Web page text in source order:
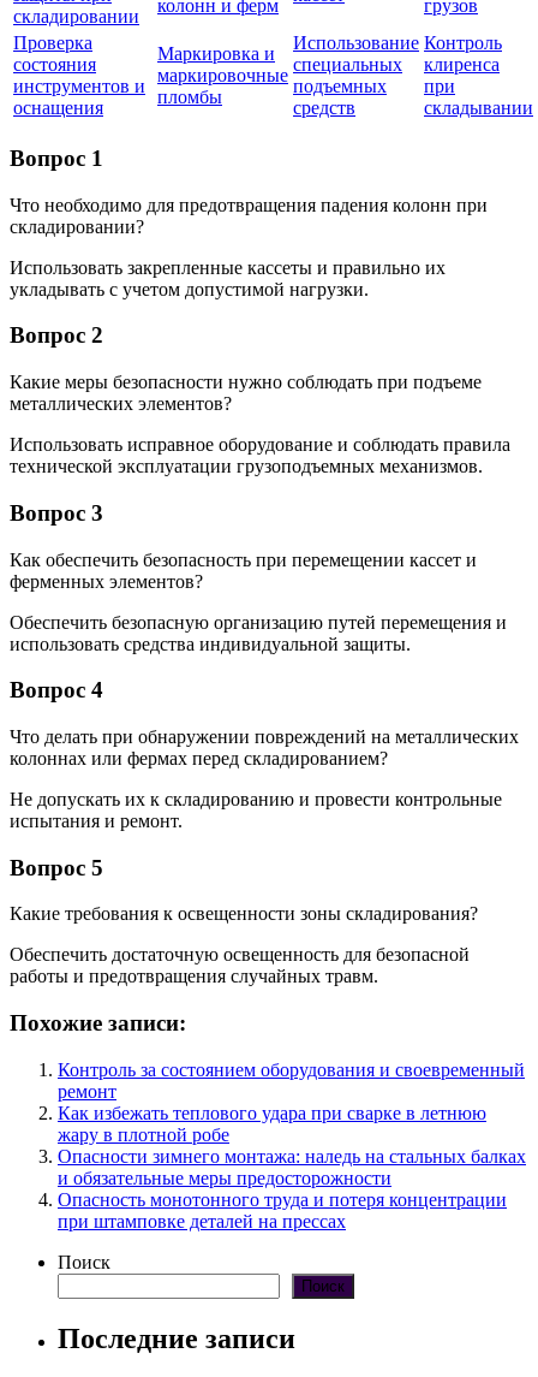
складировании
колонн и ферм
грузов
Проверка
состояния
инструментов и
оснащения
Маркировка и
маркировочные
пломбы
Использование
специальных
подъемных
средств
Контроль
клиренса
при
складывании
Вопрос 1
Что необходимо для предотвращения падения колонн при
складировании?
Использовать закрепленные кассеты и правильно их
укладывать с учетом допустимой нагрузки.
Вопрос 2
Какие меры безопасности нужно соблюдать при подъеме
металлических элементов?
Использовать исправное оборудование и соблюдать правила
технической эксплуатации грузоподъемных механизмов.
Вопрос 3
Как обеспечить безопасность при перемещении кассет и
ферменных элементов?
Обеспечить безопасную организацию путей перемещения и
использовать средства индивидуальной защиты.
Вопрос 4
Что делать при обнаружении повреждений на металлических
колоннах или фермах перед складированием?
Не допускать их к складированию и провести контрольные
испытания и ремонт.
Вопрос 5
Какие требования к освещенности зоны складирования?
Обеспечить достаточную освещенность для безопасной
работы и предотвращения случайных травм.
Похожие записи:
Контроль за состоянием оборудования и своевременный
ремонт
Как избежать теплового удара при сварке в летнюю
жару в плотной робе
Опасности зимнего монтажа: наледь на стальных балках
и обязательные меры предосторожности
Опасность монотонного труда и потеря концентрации
при штамповке деталей на прессах
Поиск
Поиск
Последние записи